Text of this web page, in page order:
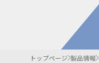
お問い合わせ
よくあるご質問
トップページ 製品情報